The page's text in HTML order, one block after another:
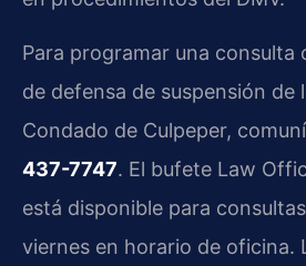
Para programar una consulta
de defensa de suspensión de
Condado de Culpeper,
437-7747. El bufete Law
está disponible para
viernes en horario de oficina.